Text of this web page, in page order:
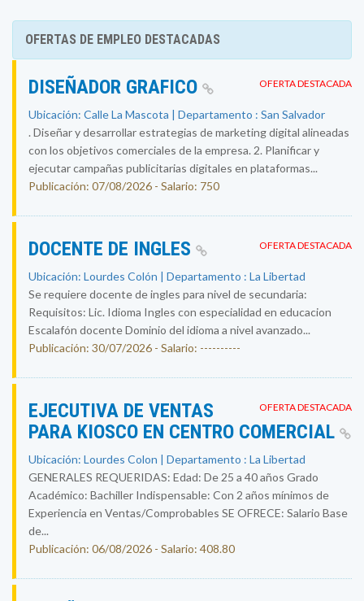
OFERTAS DE EMPLEO DESTACADAS
OFERTA DESTACADA
DISEÑADOR GRAFICO
Ubicación: Calle La Mascota | Departamento : San Salvador
. Diseñar y desarrollar estrategias de marketing digital alineadas
con los objetivos comerciales de la empresa. 2. Planificar y
ejecutar campañas publicitarias digitales en plataformas...
Publicación: 07/08/2026 - Salario: 750
OFERTA DESTACADA
DOCENTE DE INGLES
Ubicación: Lourdes Colón | Departamento : La Libertad
Se requiere docente de ingles para nivel de secundaria:
Requisitos: Lic. Idioma Ingles con especialidad en educacion
Escalafón docente Dominio del idioma a nivel avanzado...
Publicación: 30/07/2026 - Salario: ----------
OFERTA DESTACADA
EJECUTIVA DE VENTAS
PARA KIOSCO EN CENTRO COMERCIAL
Ubicación: Lourdes Colon | Departamento : La Libertad
GENERALES REQUERIDAS: Edad: De 25 a 40 años Grado
Académico: Bachiller Indispensable: Con 2 años mínimos de
Experiencia en Ventas/Comprobables SE OFRECE: Salario Base
de...
Publicación: 06/08/2026 - Salario: 408.80